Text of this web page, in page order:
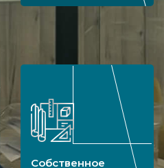
Собственное